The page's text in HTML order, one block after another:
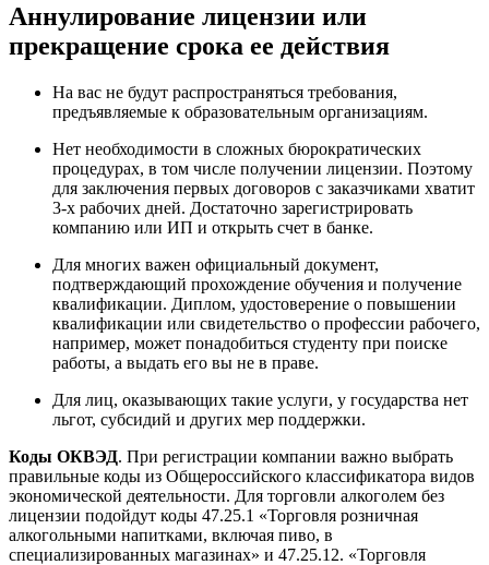
Аннулирование лицензии или
прекращение срока ее действия
На вас не будут распространяться требования,
предъявляемые к образовательным организациям.
Нет необходимости в сложных бюрократических
процедурах, в том числе получении лицензии. Поэтому
для заключения первых договоров с заказчиками хватит
3-х рабочих дней. Достаточно зарегистрировать
компанию или ИП и открыть счет в банке.
Для многих важен официальный документ,
подтверждающий прохождение обучения и получение
квалификации. Диплом, удостоверение о повышении
квалификации или свидетельство о профессии рабочего,
например, может понадобиться студенту при поиске
работы, а выдать его вы не в праве.
Для лиц, оказывающих такие услуги, у государства нет
льгот, субсидий и других мер поддержки.
Коды ОКВЭД. При регистрации компании важно выбрать
правильные коды из Общероссийского классификатора видов
экономической деятельности. Для торговли алкоголем без
лицензии подойдут коды 47.25.1 «Торговля розничная
алкогольными напитками, включая пиво, в
специализированных магазинах» и 47.25.12. «Торговля